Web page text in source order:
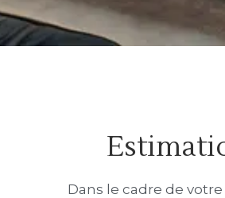
Dans le cadre de votre